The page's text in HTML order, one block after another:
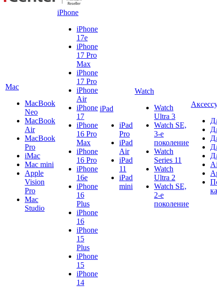
Mac
MacBook
Neo
MacBook
Air
MacBook
Pro
iMac
Mac mini
Apple
Vision
Pro
Mac
Studio
iPhone
iPhone
17e
iPhone
17 Pro
Max
iPhone
17 Pro
iPhone
Air
iPhone
17
iPhone
16 Pro
Max
iPhone
16 Pro
iPhone
16e
iPhone
16
Plus
iPhone
16
iPhone
15
Plus
iPhone
15
iPhone
14
iPad
iPad
Pro
iPad
Air
iPad
11
iPad
mini
Watch
Watch
Ultra 3
Watch SE,
3-е
поколение
Watch
Series 11
Watch
Ultra 2
Watch SE,
2-е
поколение